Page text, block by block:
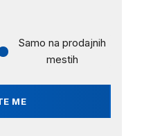
ME
Samo na prodajnih
mestih